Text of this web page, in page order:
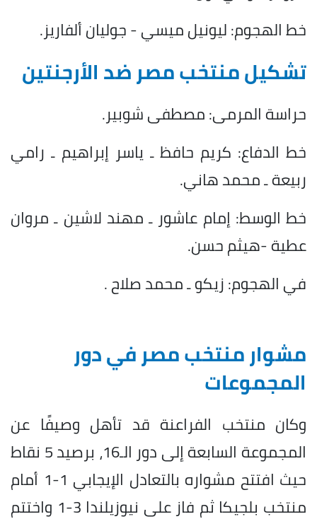
خط الهجوم: ليونيل ميسي - جوليان ألفاريز.
تشكيل منتخب مصر ضد الأرجنتين
حراسة المرمى: مصطفى شوبير.
خط الدفاع: كريم حافظ ـ ياسر إبراهيم ـ رامي
ربيعة ـ محمد هاني.
خط الوسط: إمام عاشور ـ مهند لاشين ـ مروان
عطية -هيثم حسن.
في الهجوم: زيكو ـ محمد صلاح .
مشوار منتخب مصر في دور
المجموعات
وكان منتخب الفراعنة قد تأهل وصيفًا عن
المجموعة السابعة إلى دور الـ16، برصيد 5 نقاط
حيث افتتح مشواره بالتعادل الإيجابي 1-1 أمام
منتخب بلجيكا ثم فاز على نيوزيلندا 3-1 واختتم